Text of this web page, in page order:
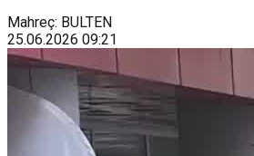
Mahreç: BULTEN
25.06.2026 09:21